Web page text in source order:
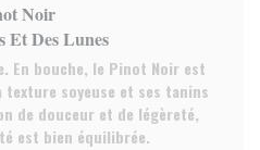
Noir
Et Des Lunes
En bouche, le Pinot Noir est
texture soyeuse et ses tanins
de douceur et de légèreté,
est bien équilibrée.